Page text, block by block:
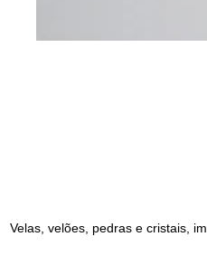
Velas, velões, pedras e cristais,